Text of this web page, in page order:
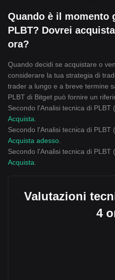
Quando è il momento
PLBT? Dovrei
ora?
Quando decidi se acquistare o
considerare la tua strategia di
trader a lungo e a breve termine
PLBT di Bitget può fornire un
Secondo l'Analisi tecnica di PLBT
Acquista
Secondo l'Analisi tecnica di PLBT
Acquista adesso
Secondo l'Analisi tecnica di PLBT
Acquista
Valutazioni
4